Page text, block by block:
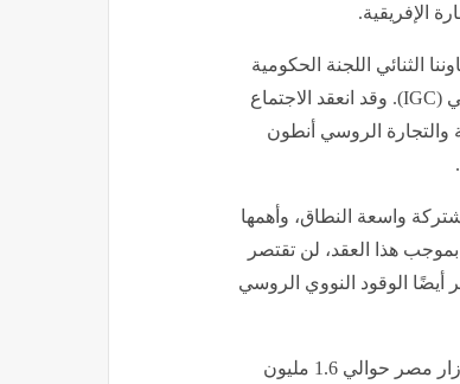
الإفريقية.
لتعاوننا الثنائي اللجنة الحكومية
الدولية الروسية المصرية للتعاون التجاري والاقتصادي والعلمي والتقني (IGC). وقد انعقد الاجتماع
الصناعة والتجارة الروسي أنطون
واسعة النطاق، وأهمها
هذا العقد، لن تقتصر
الوقود النووي الروسي
ويظل قطاع السياحة أحد أهم مجالات التعاون بين مصر وروسيا، فقد زار مصر حوالي 1.6 مليون